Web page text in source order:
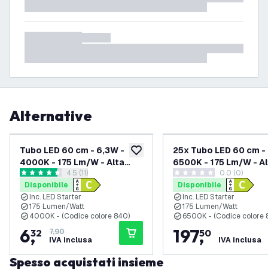
Alternative
aggiungi alla lista desideri
Tubo LED 60 cm - 6,3W -
4000K - 175 Lm/W - Alta
efficienza - Etichetta
energetica C
apri il cassetto delle recensioni
4.5 stelle di valutazione
4.5 (11)
Disponibile
Inc. LED Starter
175 Lumen/Watt
4000K - (Codice colore 840)
6,
32
7,90
IVA inclusa
25x Tubo LED 60 cm
6500K - 175 Lm/W -
efficienza - Etichetta
energetica C
0 stelle di valutazione
0.0 (0)
Disponibile
Inc. LED Starter
175 Lumen/Watt
6500K - (Codice colore
197,
50
IVA inclusa
Spesso acquistati insieme